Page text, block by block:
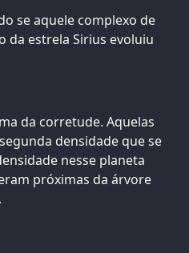
se aquele complexo de
da estrela Sirius evoluiu
da corretude. Aquelas
densidade que se
nesse planeta
próximas da árvore